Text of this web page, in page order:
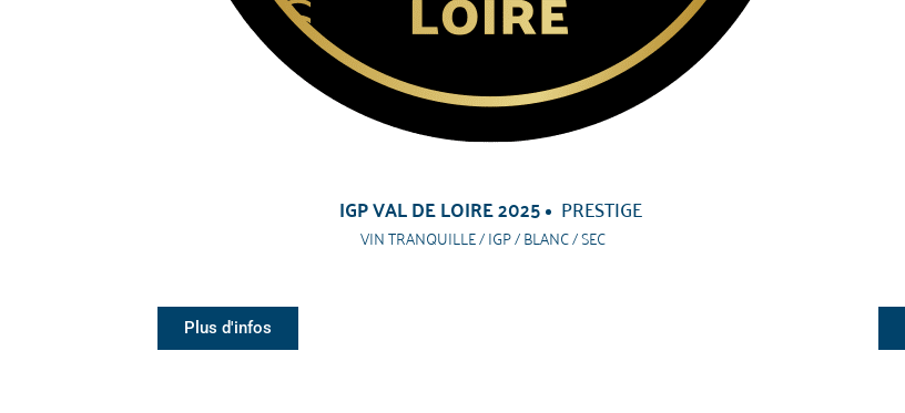
IGP VAL DE LOIRE 2025 PRESTIGE
VIN TRANQUILLE / IGP / BLANC / SEC
Plus d'infos